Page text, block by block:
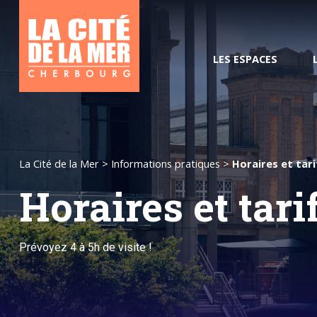
LES ESPACES
L’océan du Futur
Poisson pilote, votre guide
numérique
Nos
Horaires et tarifs Pass
Tourisme et
handicap
Comment venir
Groupes / CE
La Cité de la Mer> Informations pratiques>Horaires et
Horaires et
Prévoyez 4 à 5h de visite !